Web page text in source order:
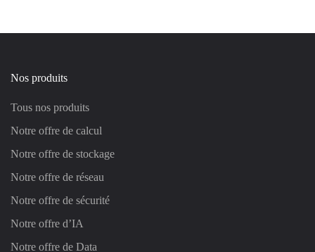
Nos produits
Tous nos produits
Notre offre de calcul
Notre offre de stockage
Notre offre de réseau
Notre offre de sécurité
Notre offre d’IA
Notre offre de Data